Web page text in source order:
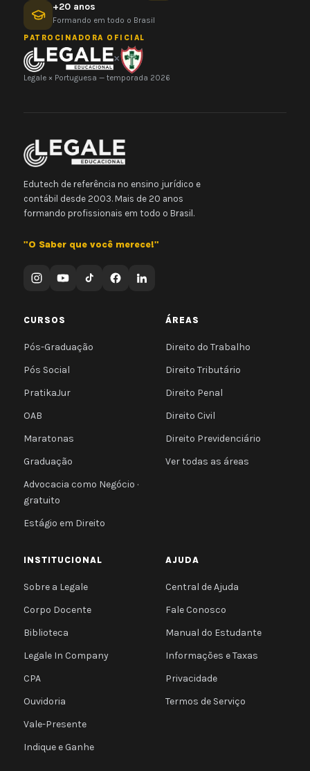
+20 anos
Formando em todo o Brasil
PATROCINADORA OFICIAL
×
Legale × Portuguesa — temporada 2026
Edutech de referência no ensino jurídico e
contábil desde 2003. Mais de 20 anos
formando profissionais em todo o Brasil.
"O Saber que você merece!"
CURSOS
Pós-Graduação
Pós Social
PratikaJur
OAB
Maratonas
Graduação
Advocacia como Negócio ·
gratuito
Estágio em Direito
ÁREAS
Direito do Trabalho
Direito Tributário
Direito Penal
Direito Civil
Direito Previdenciário
Ver todas as áreas
INSTITUCIONAL
Sobre a Legale
Corpo Docente
Biblioteca
Legale In Company
CPA
Ouvidoria
Vale-Presente
Indique e Ganhe
AJUDA
Central de Ajuda
Fale Conosco
Manual do Estudante
Informações e Taxas
Privacidade
Termos de Serviço